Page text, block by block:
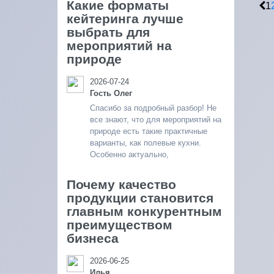
Какие форматы
кейтеринга лучше
выбрать для
мероприятий на
природе
2026-07-24
Гость Олег
Спасибо за подробный разбор! Не
все знают, что для мероприятий на
природе есть такие практичные
варианты, как полевые кухни.
Особенно актуально,
Почему качество
продукции становится
главным конкурентным
преимуществом
бизнеса
2026-06-25
1